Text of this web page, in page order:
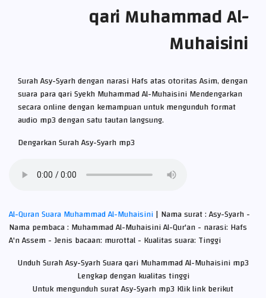
qari Muhammad Al-
Muhaisini
Surah Asy-Syarh dengan narasi Hafs atas otoritas Asim, dengan
suara para qari Syekh Muhammad Al-Muhaisini Mendengarkan
secara online dengan kemampuan untuk mengunduh format
audio mp3 dengan satu tautan langsung.
Dengarkan Surah Asy-Syarh mp3
Al-Quran Suara Muhammad Al-Muhaisini| Nama surat : Asy-Syarh -
Nama pembaca : Muhammad Al-Muhaisini Al-Qur'an - narasi: Hafs
A'n Assem - Jenis bacaan: murottal - Kualitas suara: Tinggi
Unduh Surah Asy-Syarh Suara qari Muhammad Al-Muhaisini mp3
Lengkap dengan kualitas tinggi
Untuk mengunduh surat Asy-Syarh mp3 Klik link berikut